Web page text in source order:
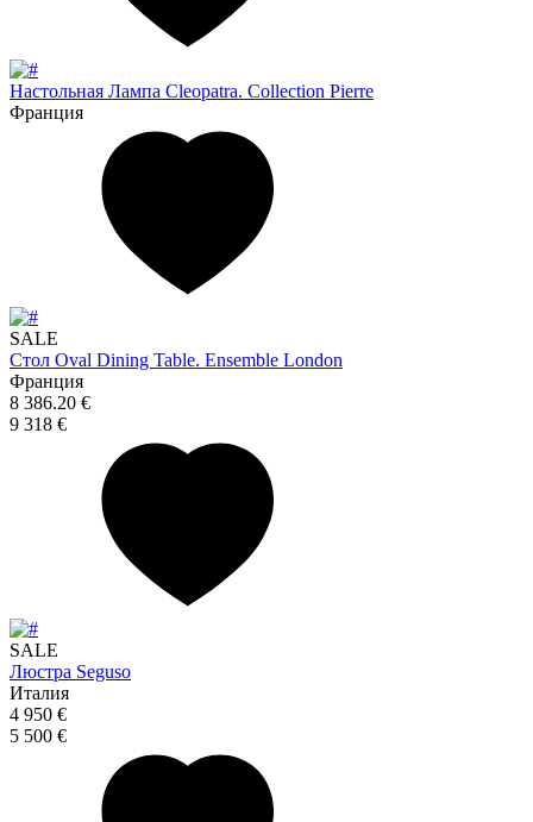
Настольная Лампа Cleopatra. Collection Pierre
Франция
SALE
Стол Oval Dining Table. Ensemble London
Франция
8 386.20 €
9 318 €
SALE
Люстра Seguso
Италия
4 950 €
5 500 €